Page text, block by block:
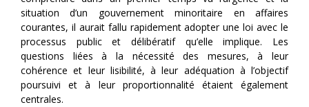
situation d’un gouvernement minoritaire en affaires
courantes, il aurait fallu rapidement adopter une loi avec le
processus public et délibératif qu’elle implique. Les
questions liées à la nécessité des mesures, à leur
cohérence et leur lisibilité, à leur adéquation à l’objectif
poursuivi et à leur proportionnalité étaient également
centrales.